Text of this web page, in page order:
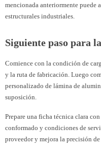
mencionada anteriormente puede
estructurales industriales.
Siguiente paso para
Comience con la condición de
y la ruta de fabricación. Luego
personalizado de lámina de
suposición.
Prepare una ficha técnica clara
conformado y condiciones de
proveedor y mejora la precisión